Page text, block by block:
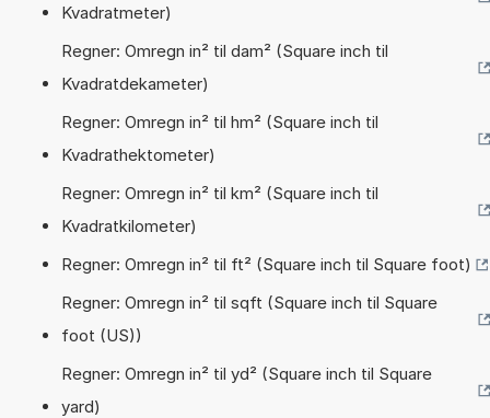
Kvadratmeter)
Regner: Omregn in² til dam² (Square inch til
Kvadratdekameter)
Regner: Omregn in² til hm² (Square inch til
Kvadrathektometer)
Regner: Omregn in² til km² (Square inch til
Kvadratkilometer)
Regner: Omregn in² til ft² (Square inch til Square foot)
Regner: Omregn in² til sqft (Square inch til Square
foot (US))
Regner: Omregn in² til yd² (Square inch til Square
yard)